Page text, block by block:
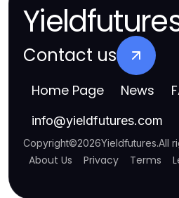
Contact us
Home Page News
info@yieldfutures.com
Copyright©2026Yieldfutures.All
About Us Privacy Terms